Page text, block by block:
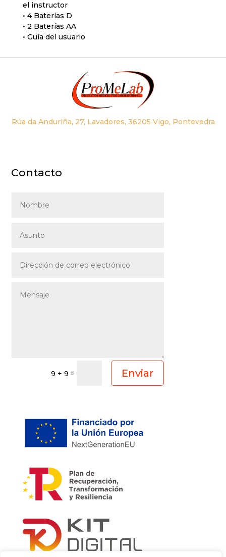
el instructor
• 4 Baterías D
• 2 Baterías AA
• Guía del usuario
Rúa da Anduriña, 27, Lavadores, 36205 Vigo, Pontevedra
Contacto
9 + 9 = Enviar